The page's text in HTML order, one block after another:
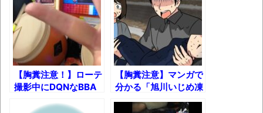
うでもいいじゃないですか
8月26日にリメイク完結編「FF7リベレーシ
ョン」の新映像が公開！欧州gamescom 2026
にて
凡庸な悪
お前らの身体の悩み教えてくれ
【胸糞注意！】ローテ
撮影中にDQNなBBA
【胸糞注意】マンガで
分かる「旭川いじめ凍
死事件」戦慄の全容!!